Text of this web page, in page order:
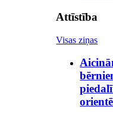
Attīstība
Visas ziņas